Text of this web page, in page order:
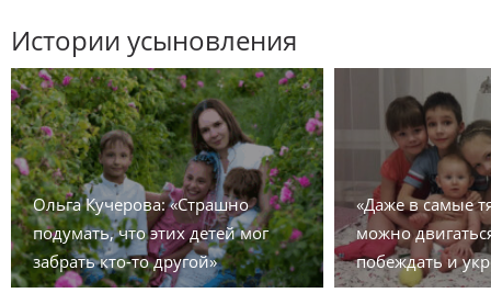
Истории усыновления
Ольга Кучерова: «Страшно
подумать, что этих детей мог
забрать кто-то другой»
«Даже в самые
можно
побеждать и